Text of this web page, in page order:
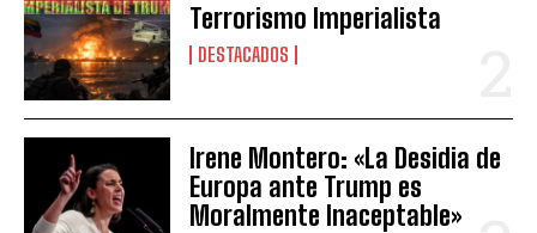
Terrorismo Imperialista
DESTACADOS
Irene Montero: «La Desidia de
Europa ante Trump es
Moralmente Inaceptable»